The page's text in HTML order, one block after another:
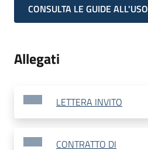
CONSULTA LE GUIDE ALL'USO
Allegati
LETTERA INVITO
CONTRATTO DI